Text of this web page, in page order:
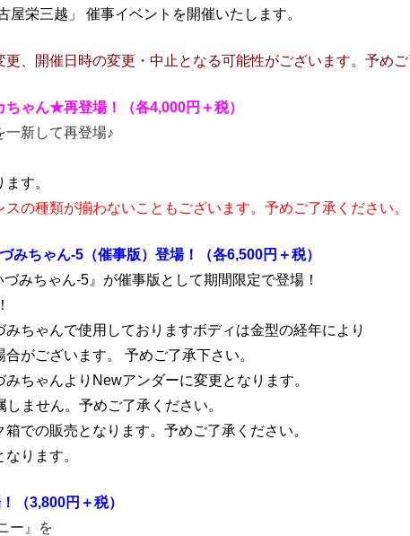
屋栄三越」 催事イベントを開催いたします。
、開催日時の変更・中止となる可能性がございます。予めご
ゃん★再登場！（各4,000円＋税）
一新して再登場♪
す。
の種類が揃わないこともございます。予めご了承ください。
みちゃん‐5（催事版）登場！（各6,500円＋税）
づみちゃん‐5』が催事版として期間限定で登場！
ちゃんで使用しておりますボディは金型の経年により
がございます。 予めご了承下さい。
ちゃんよりNewアンダーに変更となります。
ません。予めご了承ください。
での販売となります。予めご了承ください。
ります。
（3,800円＋税）
ー』を